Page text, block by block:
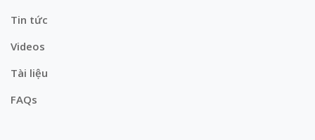
Tin tức
Videos
Tài liệu
FAQs